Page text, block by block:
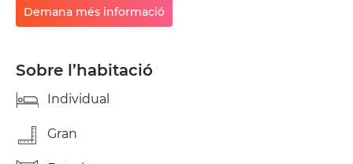
Demana més informació
Sobre l’habitació
Individual
Gran